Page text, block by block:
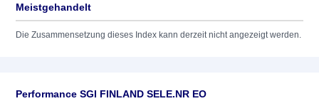
Meistgehandelt
Die Zusammensetzung dieses Index kann derzeit nicht angezeigt werden.
Performance SGI FINLAND SELE.NR EO